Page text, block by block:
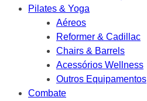
Pilates & Yoga
Aéreos
Reformer & Cadillac
Chairs & Barrels
Acessórios Wellness
Outros Equipamentos
Combate